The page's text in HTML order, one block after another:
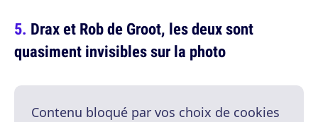
Drax et Rob de Groot, les deux sont
quasiment invisibles sur la photo
Contenu bloqué par vos choix de cookies